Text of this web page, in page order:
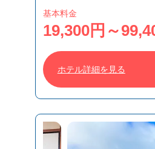
基本料金
19,300円～
ホテル詳細を見る